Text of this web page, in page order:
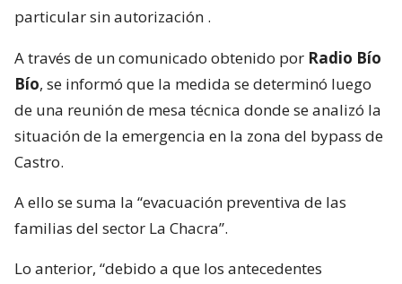
particular sin autorización .
A través de un comunicado obtenido por Radio Bío
Bío, se informó que la medida se determinó luego
de una reunión de mesa técnica donde se analizó la
situación de la emergencia en la zona del bypass de
Castro.
A ello se suma la “evacuación preventiva de las
familias del sector La Chacra”.
Lo anterior, “debido a que los antecedentes